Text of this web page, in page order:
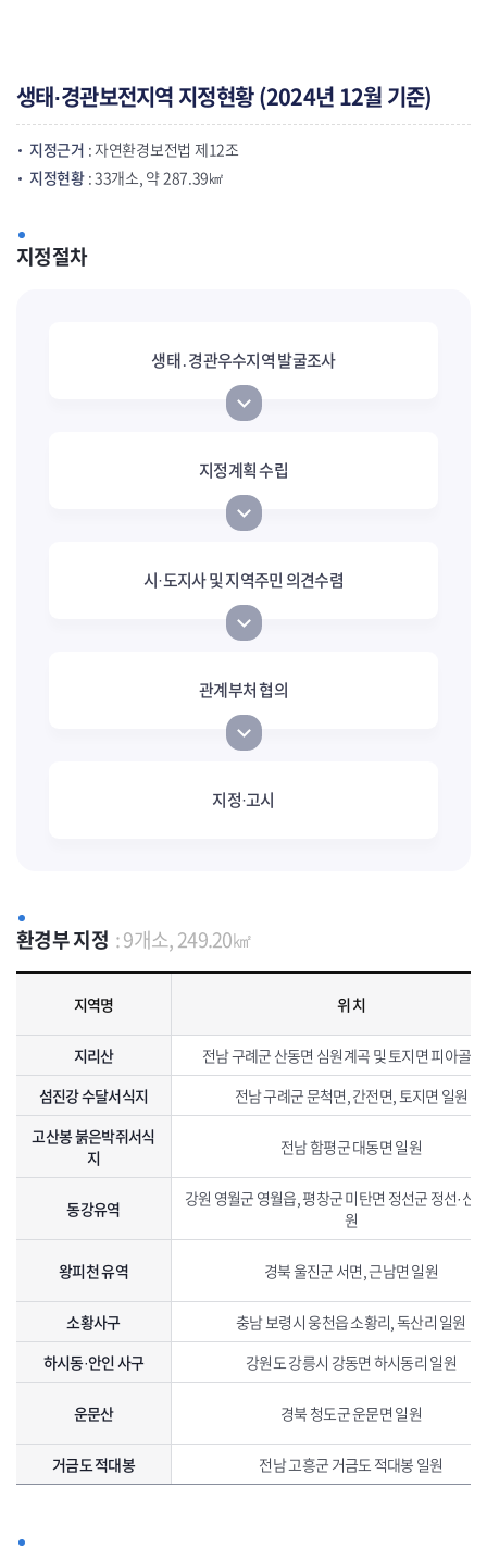
생태·경관보전지역 지정현황 (2024년 12월 기준)
지정근거 : 자연환경보전법 제12조
지정현황: 33개소, 약 287.39㎢
지정절차
생태․경관우수지역 발굴조사
지정계획 수립
시·도지사 및 지역주민 의견수렴
관계부처 협의
지정·고시
환경부 지정 : 9개소, 249.20㎢
지역명 위 치
지리산
전남 구례군 산동면 심원계곡 및 토지면 피아골
섬진강 수달서식지
전남 구례군 문척면, 간전면, 토지면 일원
고산봉 붉은박쥐서식
지
전남 함평군 대동면 일원
동강유역
강원 영월군 영월읍, 평창군 미탄면 정선군 정선·신
원
왕피천 유역 경북 울진군 서면, 근남면 일원
소황사구
충남 보령시 웅천읍 소황리, 독산리 일원
하시동·안인 사구
강원도 강릉시 강동면 하시동리 일원
운문산 경북 청도군 운문면 일원
거금도 적대봉 전남 고흥군 거금도 적대봉 일원